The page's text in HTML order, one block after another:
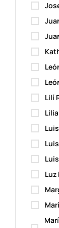
Lilí
Luz